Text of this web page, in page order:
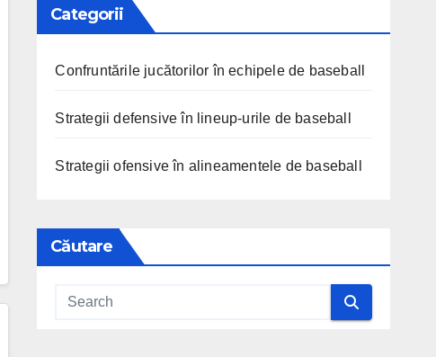
Categorii
Confruntările jucătorilor în echipele de baseball
Strategii defensive în lineup-urile de baseball
Strategii ofensive în alineamentele de baseball
Căutare